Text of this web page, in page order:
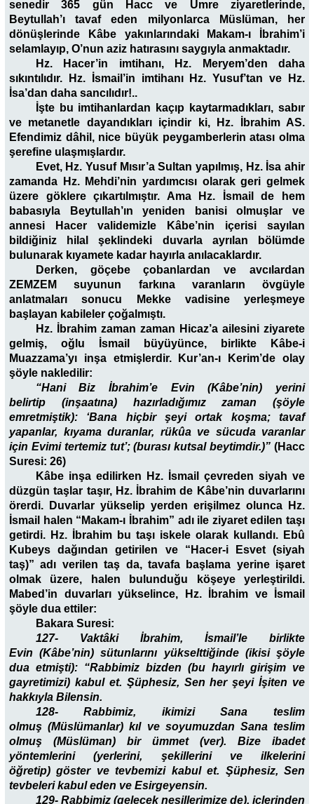
senedir 365 gün Hacc ve Umre ziyaretlerinde,
Beytullah’ı tavaf eden milyonlarca Müslüman, her
dönüşlerinde Kâbe yakınlarındaki Makam-ı İbrahim’i
selamlayıp, O’nun aziz hatırasını saygıyla anmaktadır.
Hz. Hacer’in imtihanı, Hz. Meryem’den daha
sıkıntılıdır. Hz. İsmail’in imtihanı Hz. Yusuf’tan ve Hz.
İsa’dan daha sancılıdır!..
İşte bu imtihanlardan kaçıp kaytarmadıkları, sabır
ve metanetle dayandıkları içindir ki, Hz. İbrahim AS.
Efendimiz dâhil, nice büyük peygamberlerin atası olma
şerefine ulaşmışlardır.
Evet, Hz. Yusuf Mısır’a Sultan yapılmış, Hz. İsa ahir
zamanda Hz. Mehdi’nin yardımcısı olarak geri gelmek
üzere göklere çıkartılmıştır. Ama Hz. İsmail de hem
babasıyla Beytullah’ın yeniden banisi olmuşlar ve
annesi Hacer validemizle Kâbe’nin içerisi sayılan
bildiğiniz hilal şeklindeki duvarla ayrılan bölümde
bulunarak kıyamete kadar hayırla anılacaklardır.
Derken, göçebe çobanlardan ve avcılardan
ZEMZEM suyunun farkına varanların övgüyle
anlatmaları sonucu Mekke vadisine yerleşmeye
başlayan kabileler çoğalmıştı.
Hz. İbrahim zaman zaman Hicaz’a ailesini ziyarete
gelmiş, oğlu İsmail büyüyünce, birlikte Kâbe-i
Muazzama’yı inşa etmişlerdir. Kur’an-ı Kerim’de olay
şöyle nakledilir:
“Hani Biz İbrahim’e Evin (Kâbe’nin) yerini
belirtip (inşaatına) hazırladığımız zaman (şöyle
emretmiştik): ‘Bana hiçbir şeyi ortak koşma; tavaf
yapanlar, kıyama duranlar, rükûa ve sücuda varanlar
için Evimi tertemiz tut’; (burası kutsal beytimdir.)” (Hacc
Suresi: 26)
Kâbe inşa edilirken Hz. İsmail çevreden siyah ve
düzgün taşlar taşır, Hz. İbrahim de Kâbe’nin duvarlarını
örerdi. Duvarlar yükselip yerden erişilmez olunca Hz.
İsmail halen “Makam-ı İbrahim” adı ile ziyaret edilen taşı
getirdi. Hz. İbrahim bu taşı iskele olarak kullandı. Ebû
Kubeys dağından getirilen ve “Hacer-i Esvet (siyah
taş)” adı verilen taş da, tavafa başlama yerine işaret
olmak üzere, halen bulunduğu köşeye yerleştirildi.
Mabed’in duvarları yükselince, Hz. İbrahim ve İsmail
şöyle dua ettiler:
Bakara Suresi:
127- Vaktâki İbrahim, İsmail’le birlikte
Evin (Kâbe’nin) sütunlarını yükselttiğinde (ikisi şöyle
dua etmişti): “Rabbimiz bizden (bu hayırlı girişim ve
gayretimizi) kabul et. Şüphesiz, Sen her şeyi İşiten ve
hakkıyla Bilensin.
128- Rabbimiz, ikimizi Sana teslim
olmuş (Müslümanlar) kıl ve soyumuzdan Sana teslim
olmuş (Müslüman) bir ümmet (ver). Bize ibadet
yöntemlerini (yerlerini, şekillerini ve ilkelerini
öğretip) göster ve tevbemizi kabul et. Şüphesiz, Sen
tevbeleri kabul eden ve Esirgeyensin.
129- Rabbimiz (gelecek nesillerimize de), içlerinden